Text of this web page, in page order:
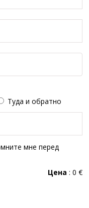
Туда и обратно
мне перед
Цена : 0 €